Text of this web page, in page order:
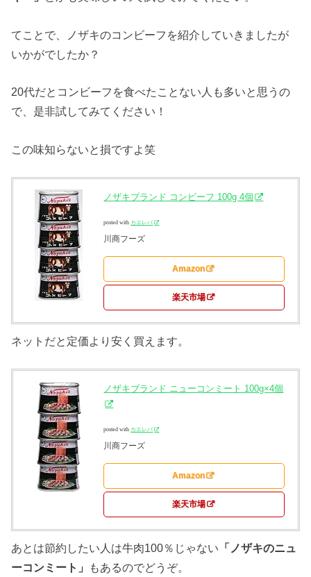
てことで、ノザキのコンビーフを紹介していきましたが
いかがでしたか？
20代だとコンビーフを食べたことない人も多いと思うの
で、是非試してみてください！
この味知らないと損ですよ笑
ノザキブランド コンビーフ 100g 4個
posted with カエレバ
川商フーズ
Amazon
楽天市場
ネットだと定価より安く買えます。
ノザキブランド ニューコンミート 100g×4個
posted with カエレバ
川商フーズ
Amazon
楽天市場
あとは節約したい人は牛肉100％じゃない 「ノザキのニュ
ーコンミート」
もあるのでどうぞ。